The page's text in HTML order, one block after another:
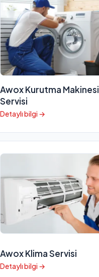
Awox Kurutma Makinesi
Servisi
Detaylı bilgi →
Awox Klima Servisi
Detaylı bilgi →